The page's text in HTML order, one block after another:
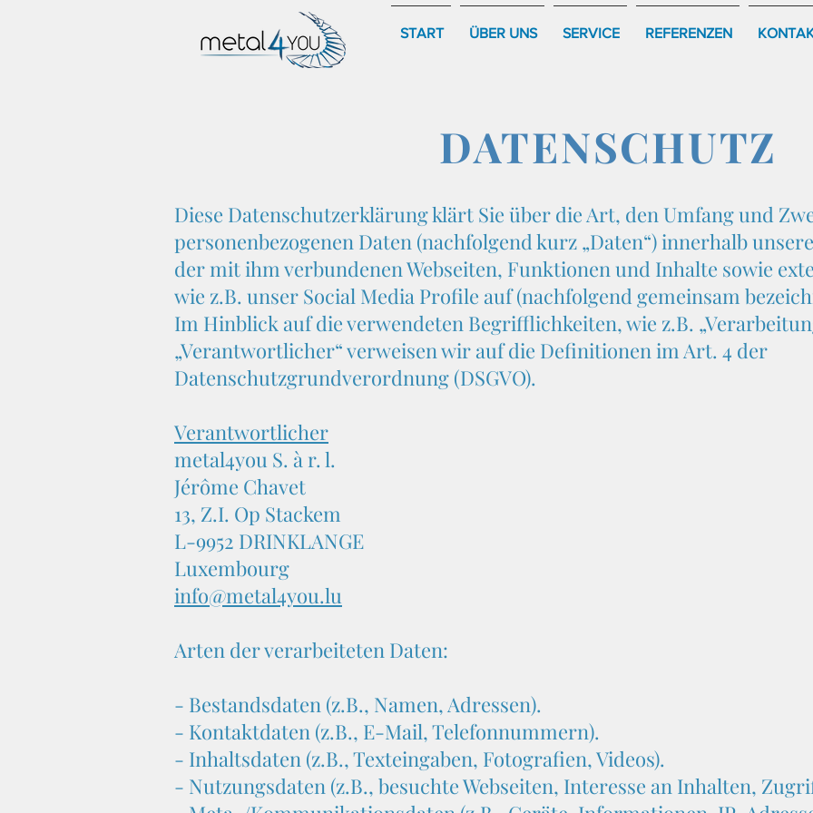
START ÜBER UNS SERVICE REFERENZEN
DATENSCHUTZ
Diese Datenschutzerklärung klärt Sie über die Art, den Umfang und
personenbezogenen Daten (nachfolgend kurz „Daten“) innerhalb
der mit ihm verbundenen Webseiten, Funktionen und Inhalte sowie
wie z.B. unser Social Media Profile auf (nachfolgend gemeinsam
Im Hinblick auf die verwendeten Begrifflichkeiten, wie z.B.
„Verantwortlicher“ verweisen wir auf die Definitionen im Art. 4 der
Datenschutzgrundverordnung (DSGVO).
Verantwortlicher
metal4you S. à r. l.
Jérôme Chavet
13, Z.I. Op Stackem
L-9952 DRINKLANGE
Luxembourg
info@metal4you.lu
Arten der verarbeiteten Daten:
- Bestandsdaten (z.B., Namen, Adressen).
- Kontaktdaten (z.B., E-Mail, Telefonnummern).
- Inhaltsdaten (z.B., Texteingaben, Fotografien, Videos).
- Nutzungsdaten (z.B., besuchte Webseiten, Interesse an Inhalten,